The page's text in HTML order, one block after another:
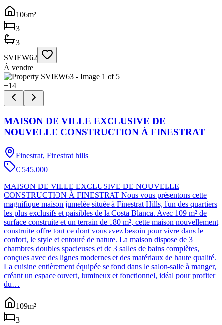
106m²
3
3
SVIEW62
À vendre
+14
MAISON DE VILLE EXCLUSIVE DE
NOUVELLE CONSTRUCTION À FINESTRAT
Finestrat, Finestrat hills
€ 545.000
MAISON DE VILLE EXCLUSIVE DE NOUVELLE
CONSTRUCTION À FINESTRAT Nous vous présentons cette
magnifique maison jumelée située à Finestrat Hills, l'un des quartiers
les plus exclusifs et paisibles de la Costa Blanca. Avec 109 m² de
surface construite et un terrain de 180 m², cette maison nouvellement
construite offre tout ce dont vous avez besoin pour vivre dans le
confort, le style et entouré de nature. La maison dispose de 3
chambres doubles spacieuses et de 3 salles de bains complètes,
conçues avec des lignes modernes et des matériaux de haute qualité.
La cuisine entièrement équipée se fond dans le salon-salle à manger,
créant un espace ouvert, lumineux et fonctionnel, idéal pour profiter
du…
109m²
3